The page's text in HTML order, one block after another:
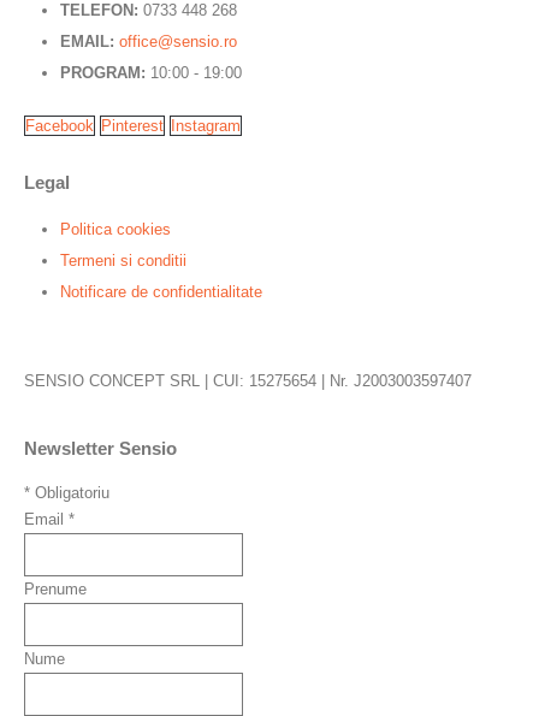
TELEFON: 0733 448 268
EMAIL: office@sensio.ro
PROGRAM: 10:00 - 19:00
Facebook Pinterest Instagram
Legal
Politica cookies
Termeni si conditii
Notificare de confidentialitate
SENSIO CONCEPT SRL | CUI: 15275654 | Nr. J2003003597407
Newsletter Sensio
* Obligatoriu
Email *
Prenume
Nume